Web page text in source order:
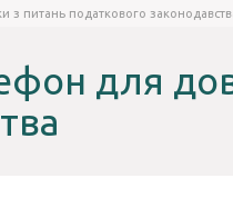
з питань податкового
для